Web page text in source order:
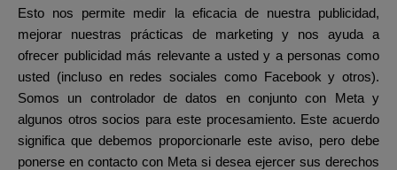
Esto nos permite medir la eficacia de nuestra publicidad,
mejorar nuestras prácticas de marketing y nos ayuda a
ofrecer publicidad más relevante a usted y a personas como
usted (incluso en redes sociales como Facebook y otros).
Somos un controlador de datos en conjunto con Meta y
algunos otros socios para este procesamiento. Este acuerdo
significa que debemos proporcionarle este aviso, pero debe
ponerse en contacto con Meta si desea ejercer sus derechos